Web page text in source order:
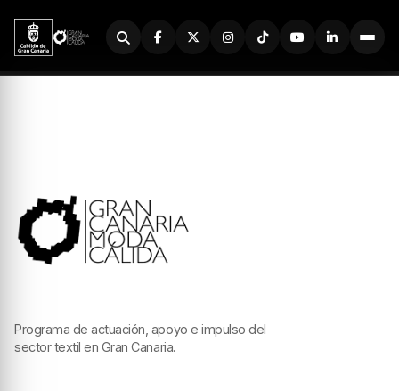
Buscador
Programa de actuación, apoyo e impulso del
sector textil en Gran Canaria.